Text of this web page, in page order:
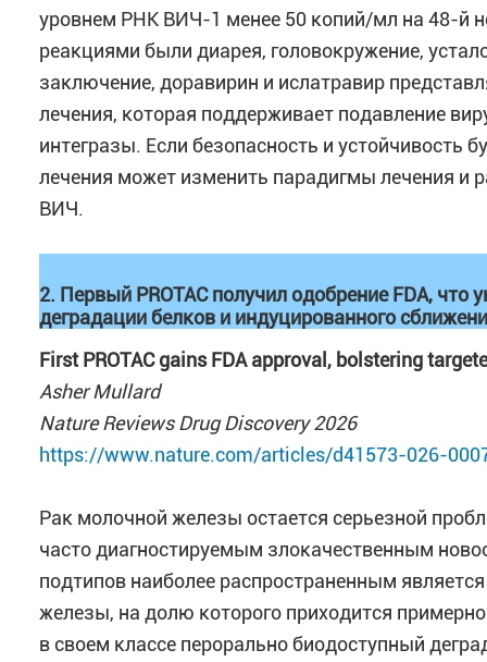
уровнем РНК ВИЧ-1 менее 50 копий/мл на 48-й
реакциями были диарея, головокружение,
заключение, доравирин и ислатравир
лечения, которая поддерживает подавление
интегразы. Если безопасность и устойчивость
лечения может изменить парадигмы лечения и
ВИЧ.
2. Первый PROTAC получил одобрение FDA, что
деградации белков и индуцированного
First PROTAC gains FDA approval, bolstering
Asher Mullard
Nature Reviews Drug Discovery 2026
https://www.nature.com/articles/d41573-026-
Рак молочной железы остается серьезной
часто диагностируемым злокачественным
подтипов наиболее распространенным
железы, на долю которого приходится
в своем классе перорально биодоступный